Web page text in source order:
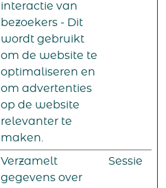
interactie van
bezoekers - Dit
wordt gebruikt
om de website te
optimaliseren en
om advertenties
op de website
relevanter te
maken.
Verzamelt
gegevens over
Sessie